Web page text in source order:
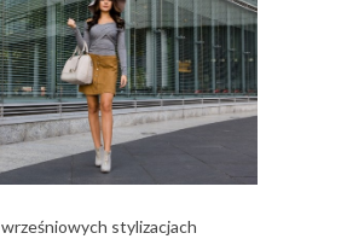
wrześniowych stylizacjach